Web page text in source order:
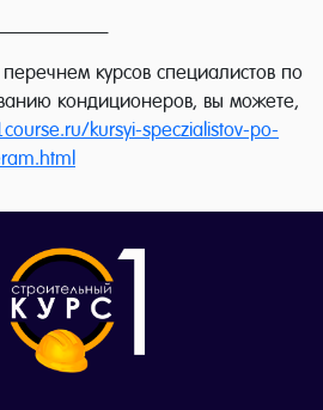
курсов специалистов по
кондиционеров, вы можете,
kursyi-speczialistov-po-